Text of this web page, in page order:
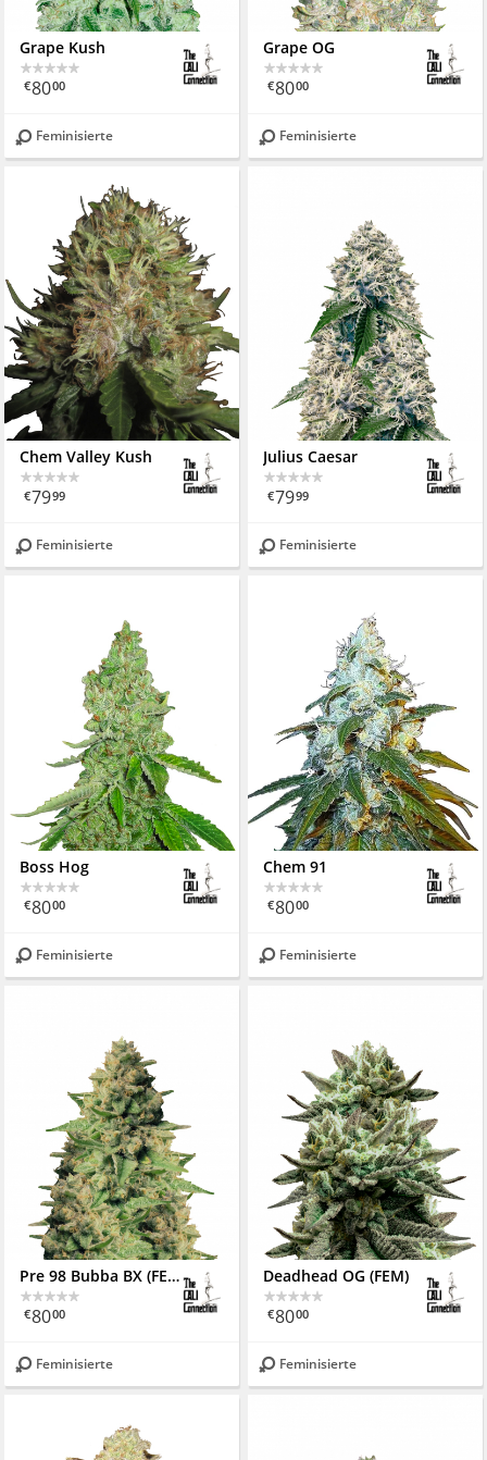
Grape Kush
€8000
Feminisierte
Grape OG
€8000
Feminisierte
Chem Valley Kush
€7999
Feminisierte
Julius Caesar
€7999
Feminisierte
Boss Hog
€8000
Feminisierte
Chem 91
€8000
Feminisierte
Pre 98 Bubba BX (FEM)
€8000
Feminisierte
Deadhead OG (FEM)
€8000
Feminisierte